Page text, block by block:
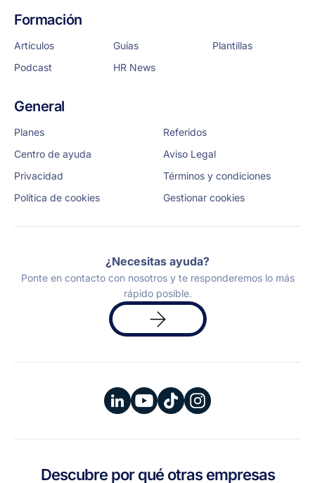
Formación
Artículos Guías
Plantillas
Podcast
HR News
General
Planes
Referidos
Centro de ayuda
Aviso Legal
Privacidad
Términos y condiciones
Política de cookies
Gestionar cookies
¿Necesitas ayuda?
Ponte en contacto con nosotros y te responderemos lo más
rápido posible.
Solicita
una
demo
Descubre por qué otras empresas